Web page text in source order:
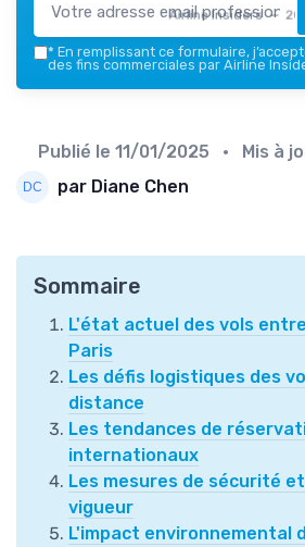
Airline Insiders —
* En remplissant ce formulaire,
des fins commerciales par Airline
Publié le 11/01/2025 • Mis à
par Diane Chen
Sommaire
L'état actuel des vols
Paris
Les défis logistiques des
distance
Les tendances de
internationaux
Les mesures de sécurité
vigueur
L'impact environnemental